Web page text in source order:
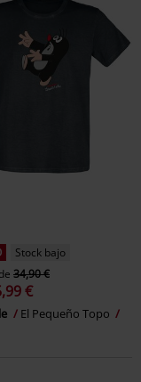
Stock bajo
34,90 €
€
El Pequeño Topo